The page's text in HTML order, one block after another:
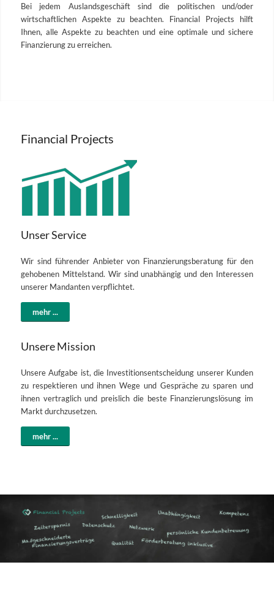
Bei jedem Auslandsgeschäft sind die politischen und/oder
wirtschaftlichen Aspekte zu beachten. Financial Projects hilft
Ihnen, alle Aspekte zu beachten und eine optimale und sichere
Finanzierung zu erreichen.
Financial Projects
Unser Service
Wir sind führender Anbieter von Finanzierungsberatung für den
gehobenen Mittelstand. Wir sind unabhängig und den Interessen
unserer Mandanten verpflichtet.
mehr ...
Unsere Mission
Unsere Aufgabe ist, die Investitionsentscheidung unserer Kunden
zu respektieren und ihnen Wege und Gespräche zu sparen und
ihnen vertraglich und preislich die beste Finanzierungslösung im
Markt durchzusetzen.
mehr ...